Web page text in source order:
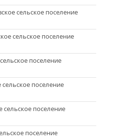
сельское поселение
сельское поселение
поселение
поселение
сельское поселение
поселение